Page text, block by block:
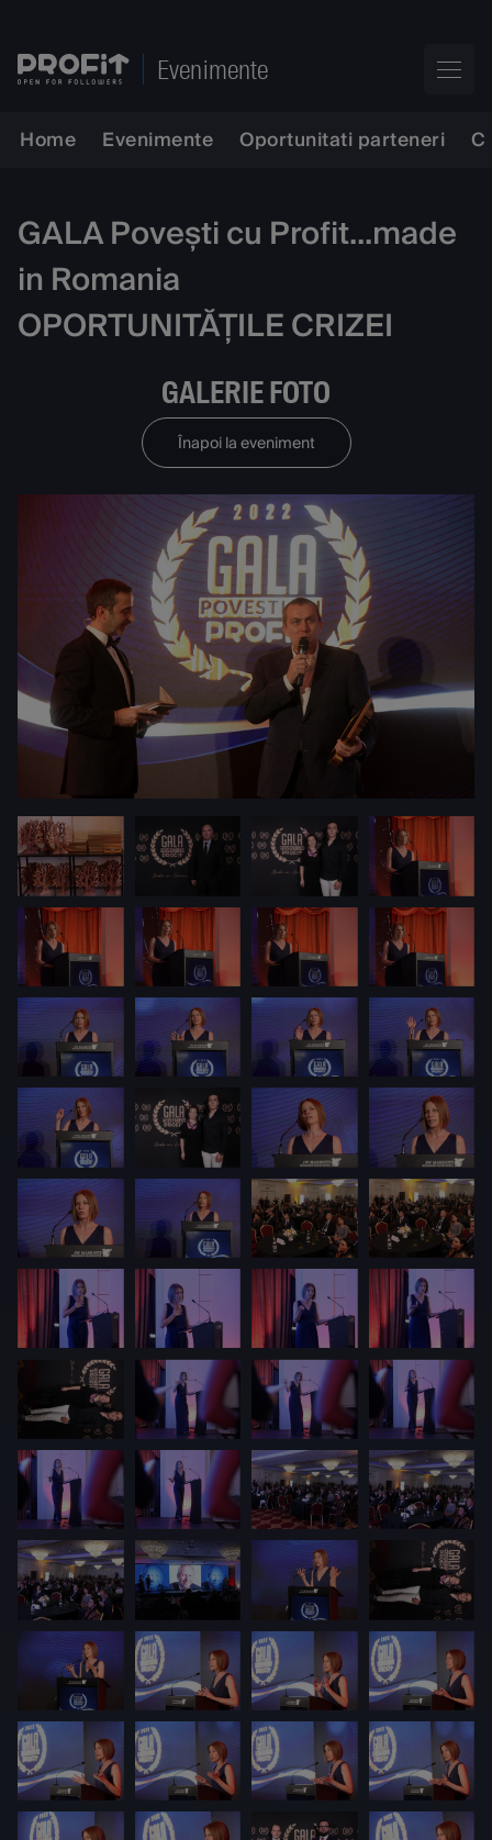
Evenimente
Home Evenimente Oportunitati parteneri
GALA Povești cu Profit...made
in Romania
OPORTUNITĂȚILE CRIZEI
GALERIE FOTO
Înapoi la eveniment